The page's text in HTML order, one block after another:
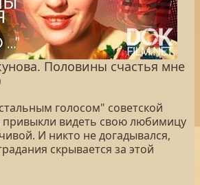
Половины счастья мне
голосом" советской
привыкли видеть свою любимицу
И никто не догадывался,
скрывается за этой